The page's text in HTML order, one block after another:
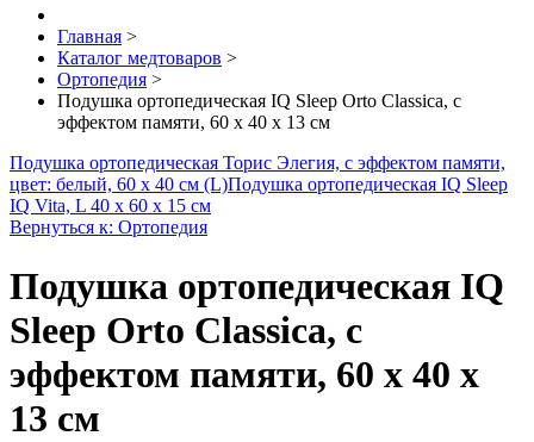
Главная >
Каталог медтоваров >
Ортопедия >
Подушка ортопедическая IQ Sleep Orto Classica, с
эффектом памяти, 60 х 40 х 13 см
Подушка ортопедическая Торис Элегия, с эффектом памяти,
цвет: белый, 60 х 40 см (L)Подушка ортопедическая IQ Sleep
IQ Vita, L 40 х 60 х 15 см
Вернуться к: Ортопедия
Подушка ортопедическая IQ
Sleep Orto Classica, с
эффектом памяти, 60 х 40 х
13 см